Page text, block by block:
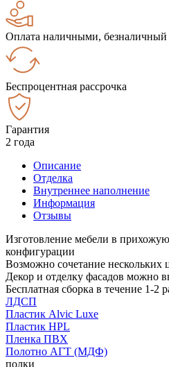
Оплата наличными, безналичный
Беспроцентная рассрочка
Гарантия
2 года
Описание
Отделка
Внутреннее наполнение
Информация
Отзывы
Изготовление мебели в
конфигурации
Возможно сочетание нескольких
Декор и отделку фасадов можно
Бесплатная сборка в течение 1-2
ЛДСП
Пластик Alvic Luxe
Пластик HPL
Пленка ПВХ
Полотно АГТ (МДФ)
полки